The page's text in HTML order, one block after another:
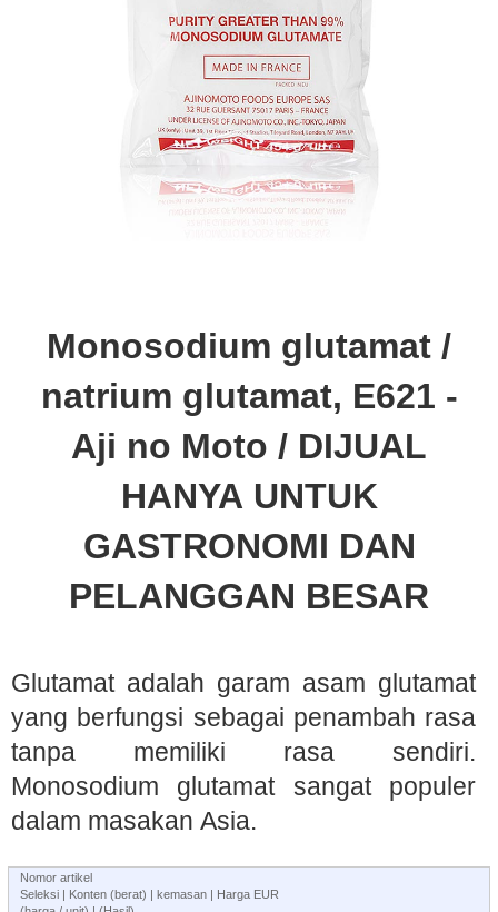
Monosodium glutamat /
natrium glutamat, E621 -
Aji no Moto / DIJUAL
HANYA UNTUK
GASTRONOMI DAN
PELANGGAN BESAR
Glutamat adalah garam asam glutamat
yang berfungsi sebagai penambah rasa
tanpa memiliki rasa sendiri.
Monosodium glutamat sangat populer
dalam masakan Asia.
Nomor artikel
Seleksi | Konten (berat) | kemasan | Harga EUR